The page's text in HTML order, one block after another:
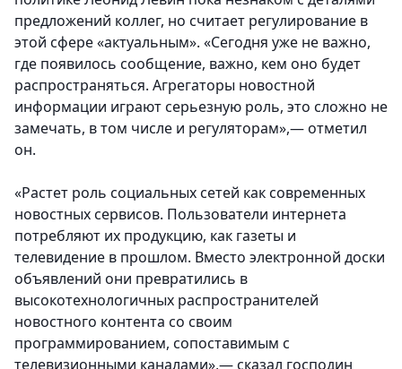
предложений коллег, но считает регулирование в
этой сфере «актуальным». «Сегодня уже не важно,
где появилось сообщение, важно, кем оно будет
распространяться. Агрегаторы новостной
информации играют серьезную роль, это сложно не
замечать, в том числе и регуляторам»,— отметил
он.
«Растет роль социальных сетей как современных
новостных сервисов. Пользователи интернета
потребляют их продукцию, как газеты и
телевидение в прошлом. Вместо электронной доски
объявлений они превратились в
высокотехнологичных распространителей
новостного контента со своим
программированием, сопоставимым с
телевизионными каналами»,— сказал господин